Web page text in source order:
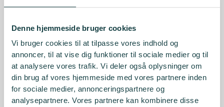
Denne hjemmeside bruger cookies
Vi bruger cookies til at tilpasse vores indhold og
annoncer, til at vise dig funktioner til sociale medier og til
at analysere vores trafik. Vi deler også oplysninger om
din brug af vores hjemmeside med vores partnere inden
for sociale medier, annonceringspartnere og
analysepartnere. Vores partnere kan kombinere disse